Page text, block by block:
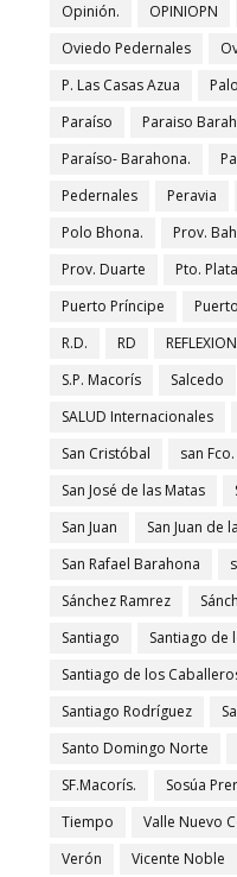
Opinión.
OPINIOPN
Oviedo Pedernales
P. Las Casas Azua
Paraíso
Paraiso
Paraíso- Barahona.
Pedernales
Peravia
Polo Bhona.
Prov.
Prov. Duarte
Pto. Plata
Puerto Príncipe
R.D.
RD REFLEXION
S.P. Macorís
Salcedo
SALUD Internacionales
San Cristóbal
san
San José de las Matas
San Juan
San Juan de
San Rafael Barahona
Sánchez Ramrez
Santiago
Santiago de
Santiago de los
Santiago Rodríguez
Santo Domingo Norte
SF.Macorís.
Sosúa
Tiempo
Valle Nuevo
Verón
Vicente Noble